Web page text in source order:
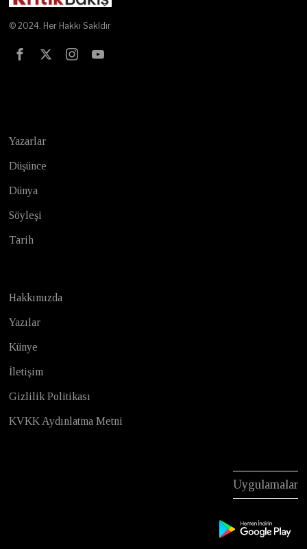
© 2024. Her Hakkı Sakldır
Yazarlar
Düşünce
Dünya
Söyleşi
Tarih
Hakkımızda
Yazılar
Künye
İletişim
Gizlilik Politikası
KVKK Aydınlatma Metni
Uygulamalar